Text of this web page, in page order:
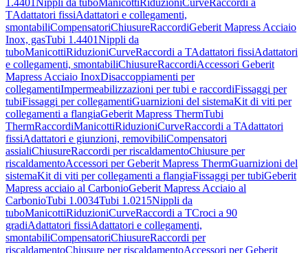
1.4401Nippli da tuboManicottiRiduzioniCurveRaccordi a
TAdattatori fissiAdattatori e collegamenti,
smontabiliCompensatoriChiusureRaccordiGeberit Mapress Acciaio
Inox, gasTubi 1.4401Nippli da
tuboManicottiRiduzioniCurveRaccordi a TAdattatori fissiAdattatori
e collegamenti, smontabiliChiusureRaccordiAccessori Geberit
Mapress Acciaio InoxDisaccoppiamenti per
collegamentiImpermeabilizzazioni per tubi e raccordiFissaggi per
tubiFissaggi per collegamentiGuarnizioni del sistemaKit di viti per
collegamenti a flangiaGeberit Mapress ThermTubi
ThermRaccordiManicottiRiduzioniCurveRaccordi a TAdattatori
fissiAdattatori e giunzioni, removibiliCompensatori
assialiChiusureRaccordi per riscaldamentoChiusure per
riscaldamentoAccessori per Geberit Mapress ThermGuarnizioni del
sistemaKit di viti per collegamenti a flangiaFissaggi per tubiGeberit
Mapress acciaio al CarbonioGeberit Mapress Acciaio al
CarbonioTubi 1.0034Tubi 1.0215Nippli da
tuboManicottiRiduzioniCurveRaccordi a TCroci a 90
gradiAdattatori fissiAdattatori e collegamenti,
smontabiliCompensatoriChiusureRaccordi per
riscaldamentoChiusure per riscaldamentoAccessori per Geberit